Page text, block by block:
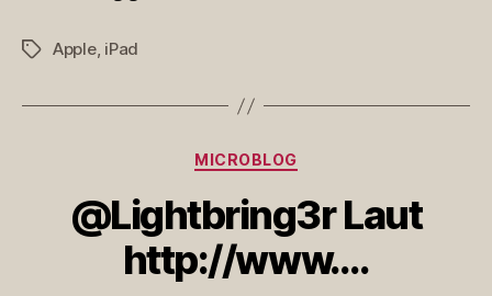
Schlagwörter
Apple, iPad
Kategorien
MICROBLOG
@Lightbring3r Laut
http://www….